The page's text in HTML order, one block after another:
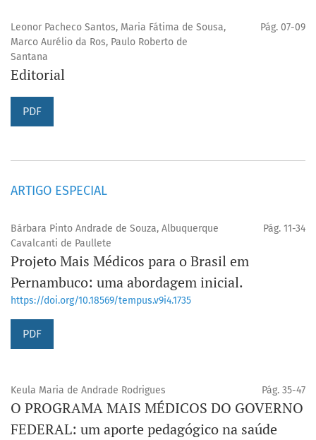
Leonor Pacheco Santos, Maria Fátima de Sousa,
Marco Aurélio da Ros, Paulo Roberto de
Santana
Pág. 07-09
Editorial
PDF
ARTIGO ESPECIAL
Bárbara Pinto Andrade de Souza, Albuquerque
Cavalcanti de Paullete
Pág. 11-34
Projeto Mais Médicos para o Brasil em
Pernambuco: uma abordagem inicial.
https://doi.org/10.18569/tempus.v9i4.1735
PDF
Keula Maria de Andrade Rodrigues Pág. 35-47
O PROGRAMA MAIS MÉDICOS DO GOVERNO
FEDERAL: um aporte pedagógico na saúde